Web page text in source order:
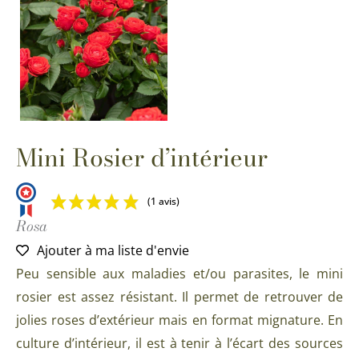
Mini Rosier d’intérieur
(1 avis)
Rosa
Ajouter à ma liste d'envie
Peu sensible aux maladies et/ou parasites, le mini
rosier est assez résistant. Il permet de retrouver de
jolies roses d’extérieur mais en format mignature. En
culture d’intérieur, il est à tenir à l’écart des sources